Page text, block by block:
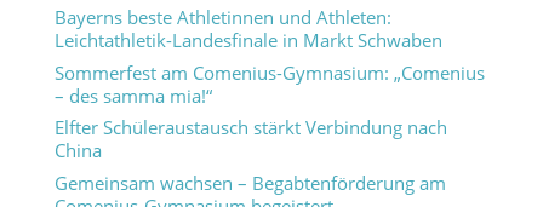
Bayerns beste Athletinnen und Athleten:
Leichtathletik-Landesfinale in Markt Schwaben
Sommerfest am Comenius-Gymnasium: „Comenius
– des samma mia!“
Elfter Schüleraustausch stärkt Verbindung nach
China
Gemeinsam wachsen – Begabtenförderung am